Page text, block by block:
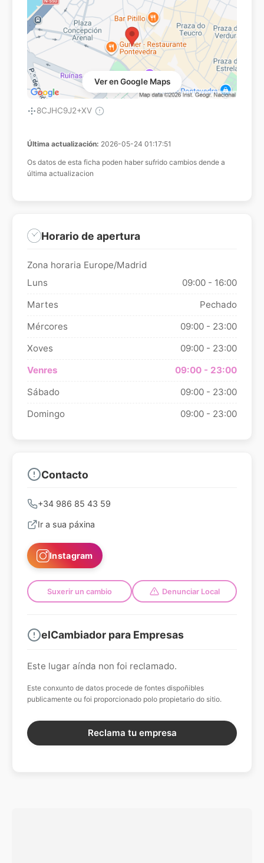
Ver en Google Maps
8CJHC9J2+XV
Última actualización: 2026-05-24 01:17:51
Os datos de esta ficha poden haber sufrido cambios dende a
última actualizacion
Horario de apertura
Zona horaria Europe/Madrid
Luns
09:00 - 16:00
Martes
Pechado
Mércores
09:00 - 23:00
Xoves
09:00 - 23:00
Venres
09:00 - 23:00
Sábado
09:00 - 23:00
Domingo
09:00 - 23:00
Contacto
+34 986 85 43 59
Ir a sua páxina
Instagram
Suxerir un cambio Denunciar Local
elCambiador para Empresas
Este lugar aínda non foi reclamado.
Este conxunto de datos procede de fontes dispoñibles
publicamente ou foi proporcionado polo propietario do sitio.
Reclama tu empresa